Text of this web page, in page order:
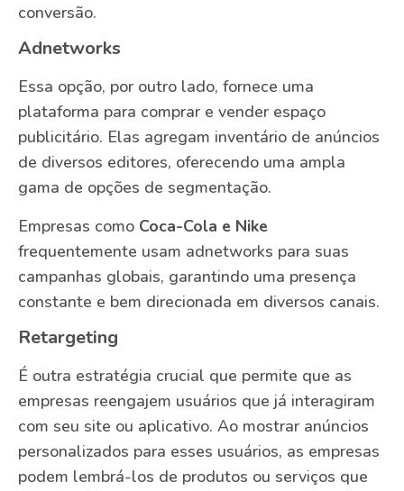
conversão.
Adnetworks
Essa opção, por outro lado, fornece uma
plataforma para comprar e vender espaço
publicitário. Elas agregam inventário de anúncios
de diversos editores, oferecendo uma ampla
gama de opções de segmentação.
Empresas como Coca-Cola e Nike
frequentemente usam adnetworks para suas
campanhas globais, garantindo uma presença
constante e bem direcionada em diversos canais.
Retargeting
É outra estratégia crucial que permite que as
empresas reengajem usuários que já interagiram
com seu site ou aplicativo. Ao mostrar anúncios
personalizados para esses usuários, as empresas
podem lembrá-los de produtos ou serviços que